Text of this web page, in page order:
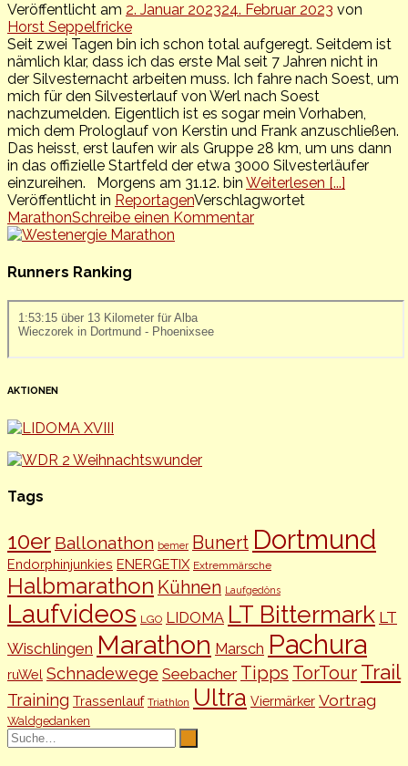
Veröffentlicht am 2. Januar 202324. Februar 2023 von
Horst Seppelfricke
Seit zwei Tagen bin ich schon total aufgeregt. Seitdem ist
nämlich klar, dass ich das erste Mal seit 7 Jahren nicht in
der Silvesternacht arbeiten muss. Ich fahre nach Soest, um
mich für den Silvesterlauf von Werl nach Soest
nachzumelden. Eigentlich ist es sogar mein Vorhaben,
mich dem Prologlauf von Kerstin und Frank anzuschließen.
Das heisst, erst laufen wir als Gruppe 28 km, um uns dann
in das offizielle Startfeld der etwa 3000 Silvesterläufer
einzureihen. Morgens am 31.12. bin Weiterlesen [...]
Veröffentlicht in ReportagenVerschlagwortet
MarathonSchreibe einen Kommentar
Runners Ranking
AKTIONEN
Tags
10er Ballonathon bemer Bunert Dortmund
Endorphinjunkies ENERGETIX Extremmärsche
Halbmarathon Kühnen Laufgedöns
Laufvideos LGO LIDOMA LT Bittermark LT
Wischlingen Marathon Marsch Pachura
ruWel Schnadewege Seebacher Tipps TorTour Trail
Training Trassenlauf Triathlon Ultra Viermärker Vortrag
Waldgedanken